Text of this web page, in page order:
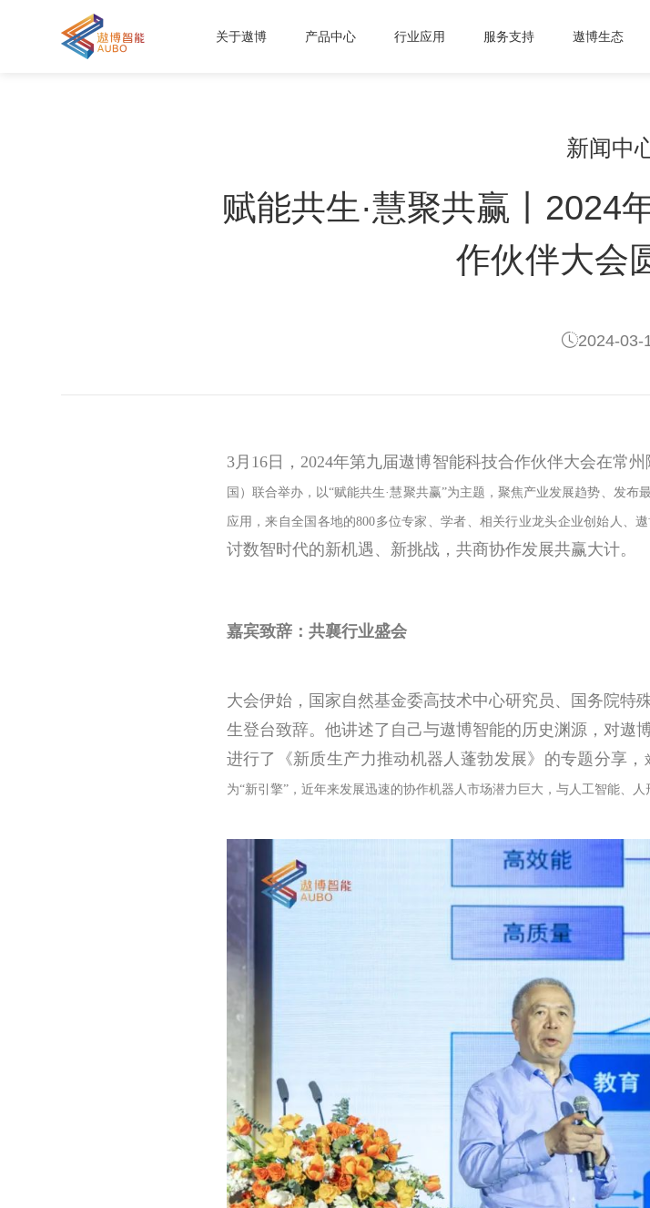
关于遨博 产品中心 行业应用 服务支持 遨博生态
新闻中
赋能共生·慧聚共赢丨2024
作伙伴大会
2024-03-
3月16日，2024年第九届遨博智能科技合作伙伴大会在常州
国）联合举办，以“赋能共生·慧聚共赢”为主题，聚焦产业发展趋势、发
应用，来自全国各地的800多位专家、学者、相关行业龙头企业创始人、
讨数智时代的新机遇、新挑战，共商协作发展共赢大计。
嘉宾致辞：共襄行业盛会
大会伊始，国家自然基金委高技术中心研究员、国务院特
生登台致辞。他讲述了自己与遨博智能的历史渊源，对遨
进行了《新质生产力推动机器人蓬勃发展》的专题分享，
为“新引擎”，近年来发展迅速的协作机器人市场潜力巨大，与人工智能、人